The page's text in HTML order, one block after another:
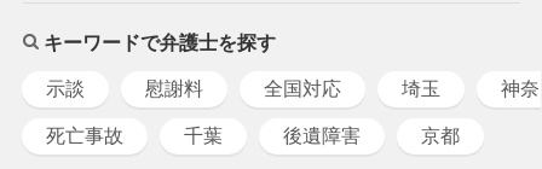
キーワードで弁護士を探す
示談 慰謝料 全国対応 埼玉 神
死亡事故 千葉 後遺障害 京都